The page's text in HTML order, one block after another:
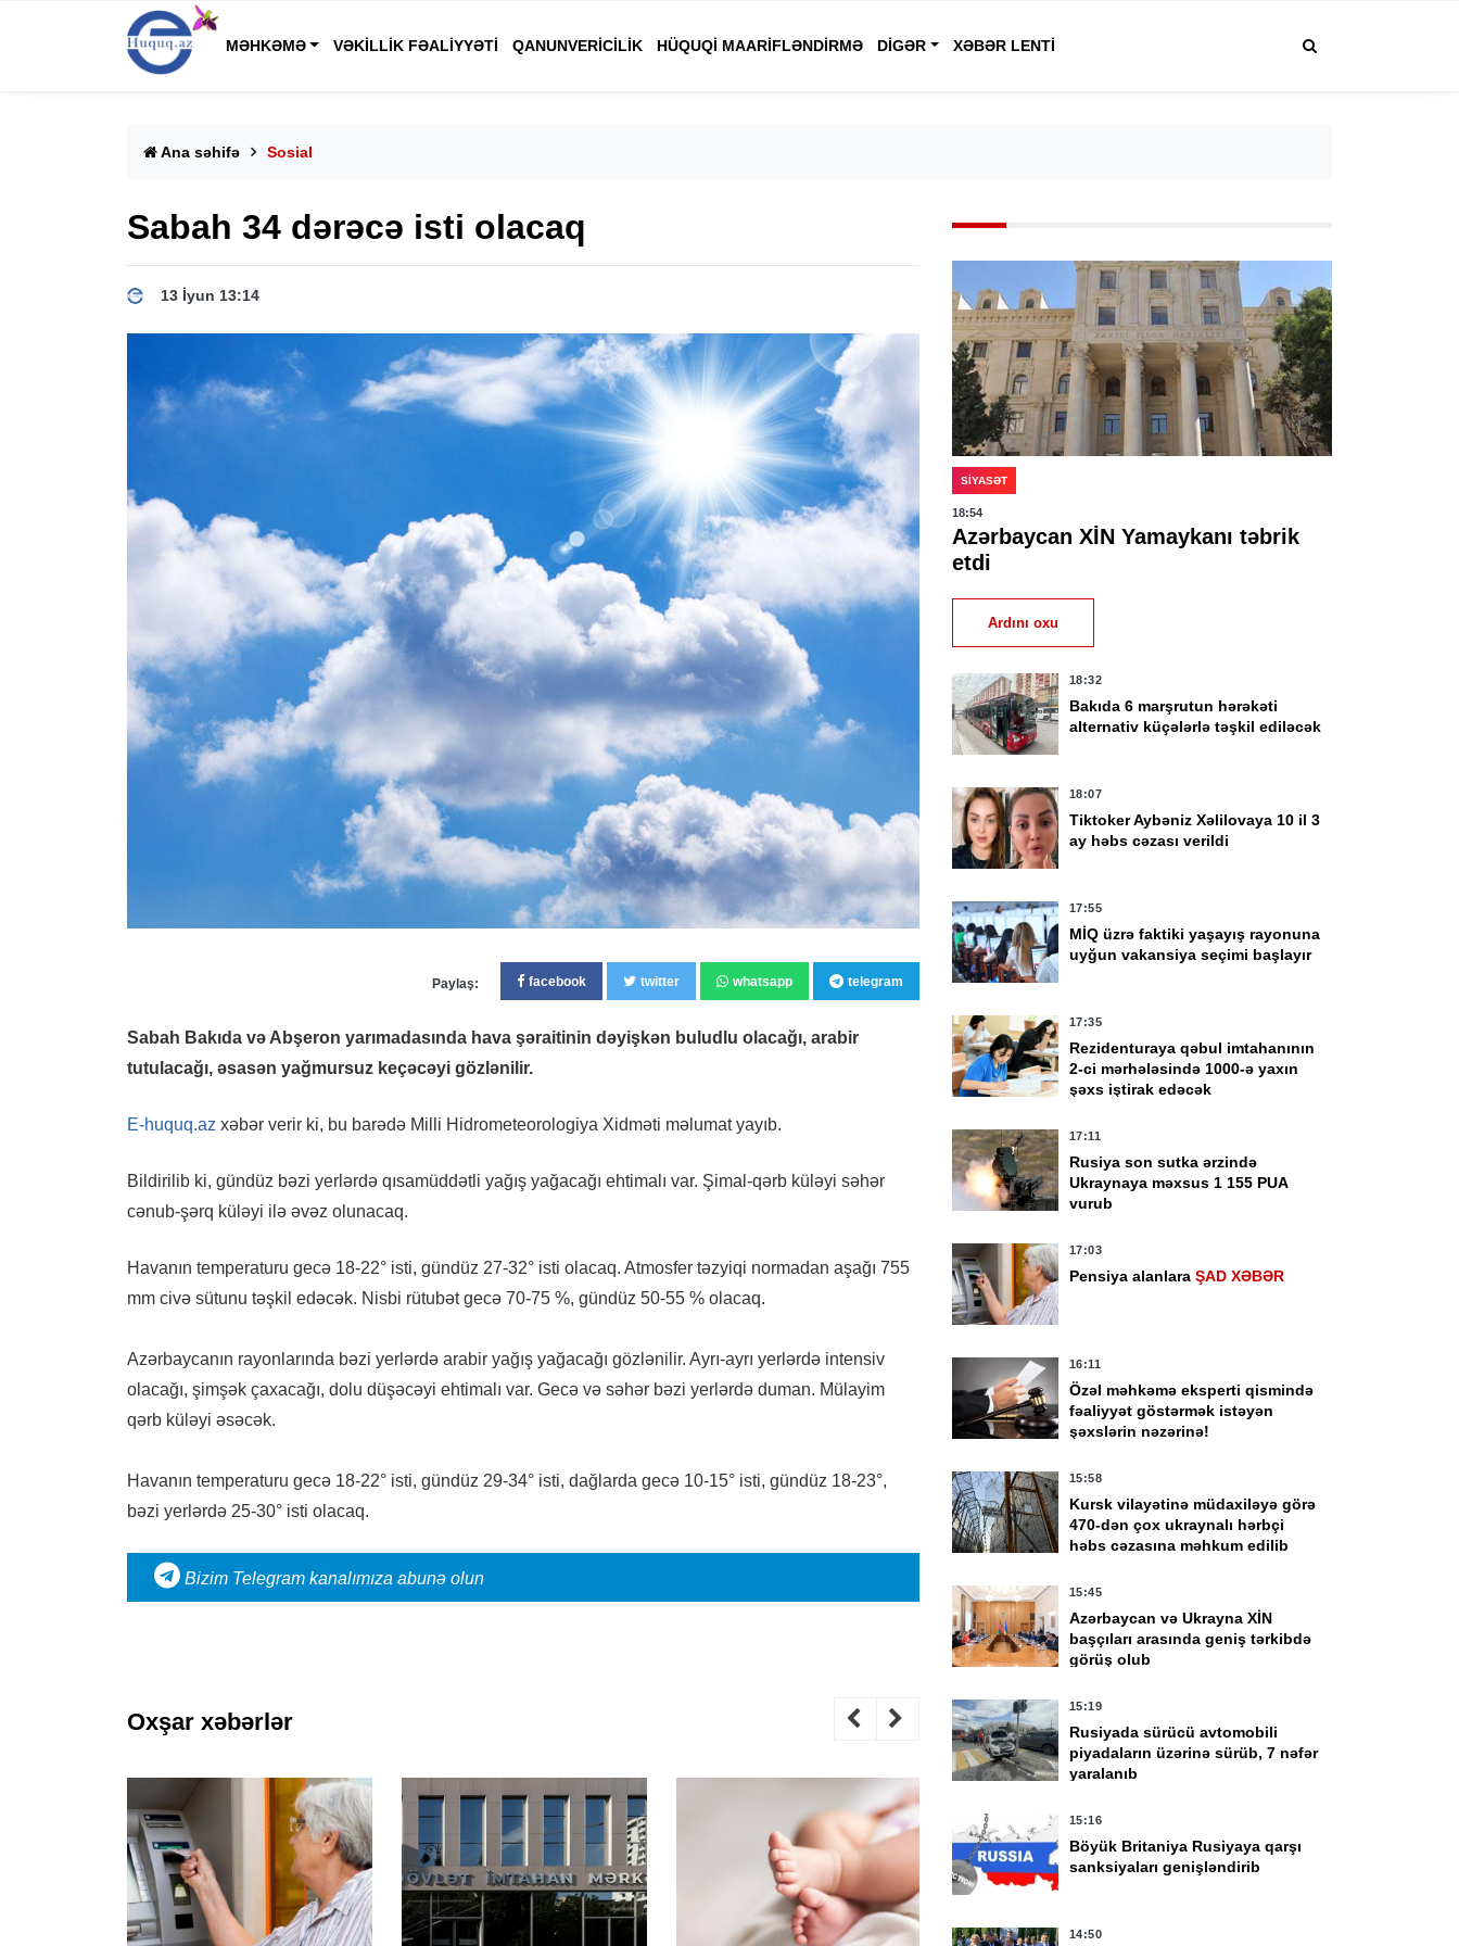
MƏHKƏMƏ VƏKILLIK FƏALIYYƏTI QANUNVERICILIK HÜQUQI MAARIFLƏNDIRMƏ DIGƏR XƏBƏR LENTI
Ana səhifə Sosial
Sabah 34 dərəcə isti olacaq
13 İyun 13:14
Paylaş: facebook twitter whatsapp telegram
Sabah Bakıda və Abşeron yarımadasında hava şəraitinin dəyişkən buludlu olacağı, arabir
tutulacağı, əsasən yağmursuz keçəcəyi gözlənilir.
E-huquq.az xəbər verir ki, bu barədə Milli Hidrometeorologiya Xidməti məlumat yayıb.
Bildirilib ki, gündüz bəzi yerlərdə qısamüddətli yağış yağacağı ehtimalı var. Şimal-qərb küləyi səhər
cənub-şərq küləyi ilə əvəz olunacaq.
Havanın temperaturu gecə 18-22° isti, gündüz 27-32° isti olacaq. Atmosfer təzyiqi normadan aşağı 755
mm civə sütunu təşkil edəcək. Nisbi rütubət gecə 70-75 %, gündüz 50-55 % olacaq.
Azərbaycanın rayonlarında bəzi yerlərdə arabir yağış yağacağı gözlənilir. Ayrı-ayrı yerlərdə intensiv
olacağı, şimşək çaxacağı, dolu düşəcəyi ehtimalı var. Gecə və səhər bəzi yerlərdə duman. Mülayim
qərb küləyi əsəcək.
Havanın temperaturu gecə 18-22° isti, gündüz 29-34° isti, dağlarda gecə 10-15° isti, gündüz 18-23°,
bəzi yerlərdə 25-30° isti olacaq.
Bizim Telegram kanalımıza abunə olun
Oxşar xəbərlər
SIYASƏT
18:54
Azərbaycan XİN Yamaykanı təbrik
etdi
Ardını oxu
18:32
Bakıda 6 marşrutun hərəkəti
alternativ küçələrlə təşkil ediləcək
18:07
Tiktoker Aybəniz Xəlilovaya 10 il 3
ay həbs cəzası verildi
17:55
MİQ üzrə faktiki yaşayış rayonuna
uyğun vakansiya seçimi başlayır
17:35
Rezidenturaya qəbul imtahanının
2-ci mərhələsində 1000-ə yaxın
şəxs iştirak edəcək
17:11
Rusiya son sutka ərzində
Ukraynaya məxsus 1 155 PUA
vurub
17:03
Pensiya alanlara ŞAD XƏBƏR
16:11
Özəl məhkəmə eksperti qismində
fəaliyyət göstərmək istəyən
şəxslərin nəzərinə!
15:58
Kursk vilayətinə müdaxiləyə görə
470-dən çox ukraynalı hərbçi
həbs cəzasına məhkum edilib
15:45
Azərbaycan və Ukrayna XİN
başçıları arasında geniş tərkibdə
görüş olub
15:19
Rusiyada sürücü avtomobili
piyadaların üzərinə sürüb, 7 nəfər
yaralanıb
15:16
Böyük Britaniya Rusiyaya qarşı
sanksiyaları genişləndirib
14:50